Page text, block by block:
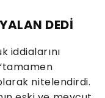
DEDİ
iddialarını
nitelendirdi.